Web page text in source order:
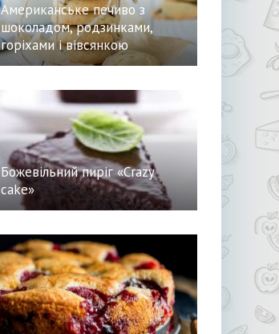
Американське печиво з
шоколадом, родзинками,
горіхами і вівсянкою
Божевільний пиріг «Crazy
cake»